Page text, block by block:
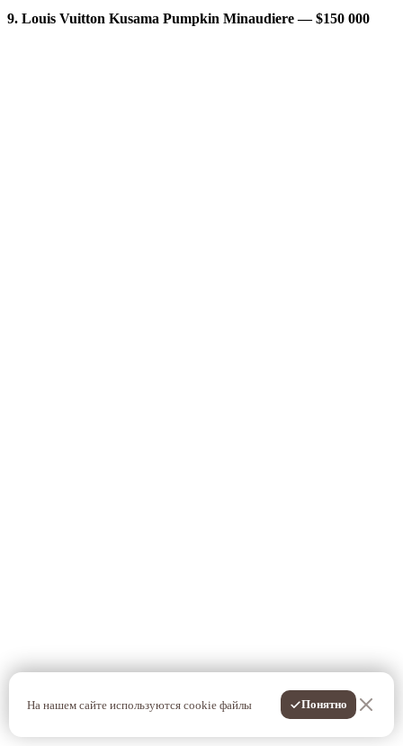
9. Louis Vuitton Kusama Pumpkin Minaudiere — $150 000
На нашем сайте используются cookie файлы Понятно